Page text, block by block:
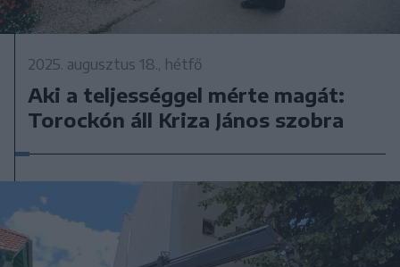
2025. augusztus 18., hétfő
Aki a teljességgel mérte magát:
Torockón áll Kriza János szobra